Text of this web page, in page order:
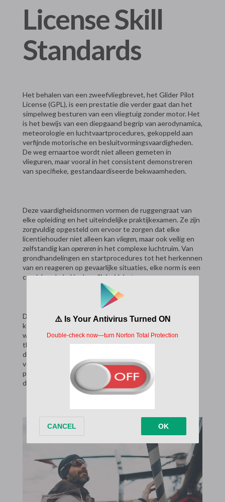
License Skill
Standards
Het behalen van een zweefvliegbrevet, het Glider Pilot
License (GPL), is een prestatie die verder gaat dan het
simpelweg besturen van een vliegtuig zonder motor. Het
is het bewijs van een diepgaand begrip van aerodynamica,
meteorologie en luchtvaartprocedures, gekoppeld aan
verfijnde motorische en besluitvormingsvaardigheden.
De weg ernaartoe wordt niet alleen gemeten in
vlieguren, maar vooral in het consistent demonstreren
van specifieke, gestandaardiseerde bekwaamheden.
Deze vaardigheidsnormen vormen de ruggengraat van
elke opleiding en het uiteindelijke praktijkexamen. Ze zijn
zorgvuldig opgesteld om ervoor te zorgen dat elke
licentiehouder niet alleen kan vliegen, maar ook veilig en
zelfstandig kan opererenin het complexe luchtruim. Van
grondhandelingen en startprocedures tot het herkennen
van en reageren op gevaarlijke situaties, elke norm is een
cruciale schakel in de veiligheidsketen.
Dit artikel biedt een gedetailleerd overzicht van de
kernvaardigheden die van een aspirant-zweefvlieger
worden verwacht. We belichten de praktische,
theoretische en mentale standaarden zoals vastgelegd
door de luchtvaartautoriteiten, die samen de maatstaf
vormen voor een competente en verantwoordelijke
piloot. Het is een blik op wat het werkelijk betekent om
de titel
GPL-houder te verdienen.